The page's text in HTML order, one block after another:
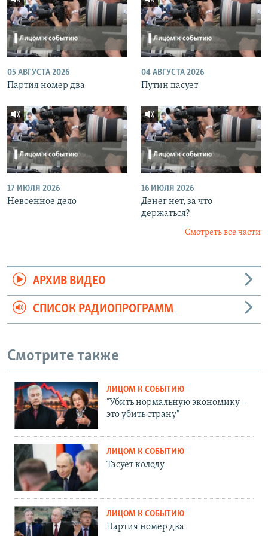
05 АВГУСТА 2026
Партия номер два
04 АВГУСТА 2026
Путин пасует
17 ИЮЛЯ 2026
Невоенное дело
16 ИЮЛЯ 2026
Денег нет, за что
держаться?
Смотреть все части
АРХИВ ВИДЕО
СПИСОК РАДИОПРОГРАММ
Смотрите также
ЛИЦОМ К СОБЫТИЮ
"Убить нормальную экономику –
это убить страну"
ЛИЦОМ К СОБЫТИЮ
Тасует колоду
ЛИЦОМ К СОБЫТИЮ
Партия номер два